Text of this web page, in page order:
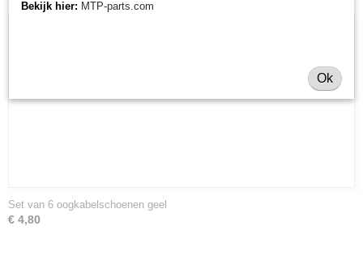
Set van 6 oogkabelschoenen geel
€ 4,80
Bekijk hier: MTP-parts.com
Ok